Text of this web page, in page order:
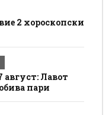
2 хороскопски
август: Лавот
пари